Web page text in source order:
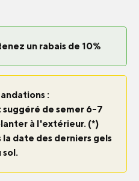
un rabais de 10%
:
suggéré de semer 6-7
à l'extérieur. (*)
la date des derniers gels
sol.